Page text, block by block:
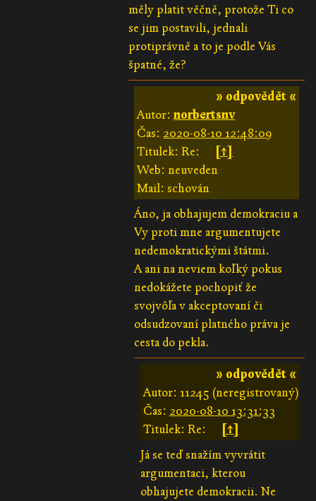
měly platit věčně, protože Ti co
se jim postavili, jednali
protiprávně a to je podle Vás
špatné, že?
» odpovědět «
Autor:norbertsnv
Čas: 2020-08-10 12:48:09
Titulek: Re:
[↑]
Web: neuveden
Mail: schován
Áno, ja obhajujem demokraciu a
Vy proti mne argumentujete
nedemokratickými štátmi.
A ani na neviem koľký pokus
nedokážete pochopiť že
svojvôľa v akceptovaní či
odsudzovaní platného práva je
cesta do pekla.
» odpovědět «
Autor: 11245 (neregistrovaný)
Čas: 2020-08-10 13:31:33
Titulek: Re:
[↑]
Já se teď snažím vyvrátit
argumentaci, kterou
obhajujete demokracii. Ne